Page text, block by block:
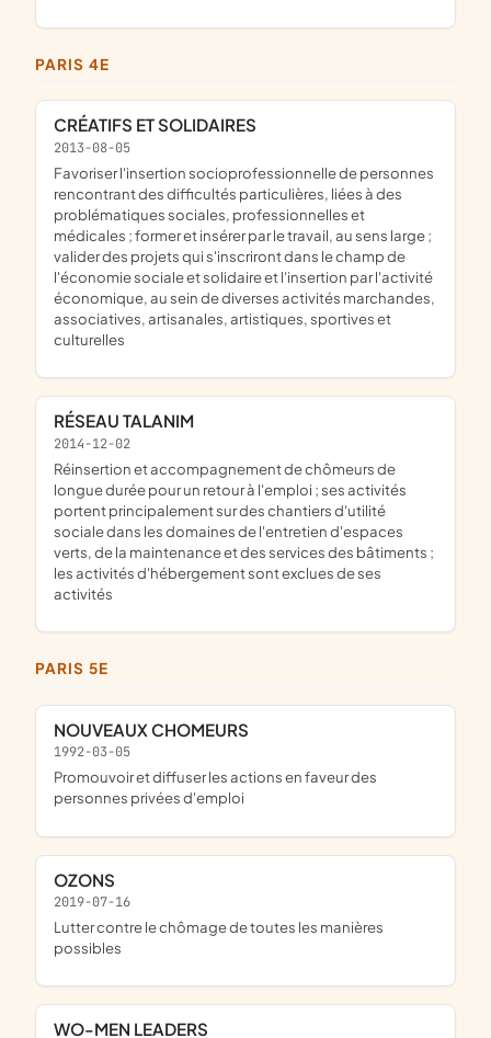
PARIS 4E
CRÉATIFS ET SOLIDAIRES
2013-08-05
favoriser l'insertion socioprofessionnelle de personnes
rencontrant des difficultés particulières, liées à des
problématiques sociales, professionnelles et
médicales ; former et insérer par le travail, au sens large ;
valider des projets qui s'inscriront dans le champ de
l'économie sociale et solidaire et l'insertion par l'activité
économique, au sein de diverses activités marchandes,
associatives, artisanales, artistiques, sportives et
culturelles
RÉSEAU TALANIM
2014-12-02
réinsertion et accompagnement de chômeurs de
longue durée pour un retour à l'emploi ; ses activités
portent principalement sur des chantiers d'utilité
sociale dans les domaines de l'entretien d'espaces
verts, de la maintenance et des services des bâtiments ;
les activités d'hébergement sont exclues de ses
activités
PARIS 5E
NOUVEAUX CHOMEURS
1992-03-05
promouvoir et diffuser les actions en faveur des
personnes privées d'emploi
OZONS
2019-07-16
lutter contre le chômage de toutes les manières
possibles
WO-MEN LEADERS